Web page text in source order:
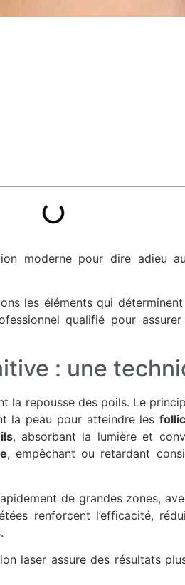
moderne pour dire adieu
les éléments qui
qualifié pour
: une
la repousse des poils. Le
la peau pour atteindre les
, absorbant la lumière et
, empêchant ou retardant
de grandes zones,
renforcent l’efficacité,
laser assure des résultats